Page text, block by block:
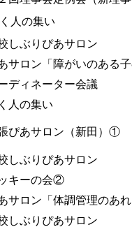
人の集い
しぶりぴあサロン
サロン「障がいのある
ディネーター会議
人の集い
ぴあサロン（新田）①
しぶりぴあサロン
キーの会②
サロン「体調管理のあれ
しぶりぴあサロン